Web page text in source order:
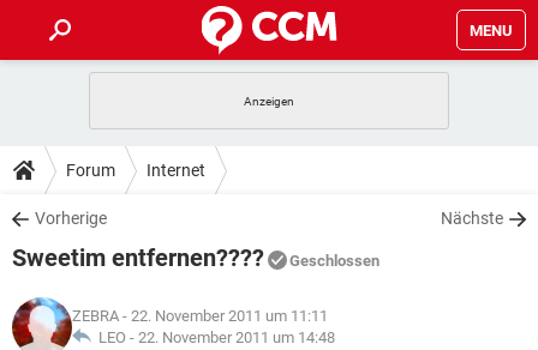
MENU
ANDROID
WINDOWS 10
WHATSAPP TIKTOK
FACEBOOK
TIPPS & TRICKS
SPIELE
WHATSAPP TIKTOK
DOWNLOADS
SPIELE STREAMING
ANDROID
WINDOWS 10 INSTAGRAM
SPIELE STREAMING
LEXIKON
Forum Internet
Vorherige Nächste
Sweetim entfernen???? Geschlossen
ZEBRA - 22. November 2011 um 11:11
LEO - 22. November 2011 um 14:48